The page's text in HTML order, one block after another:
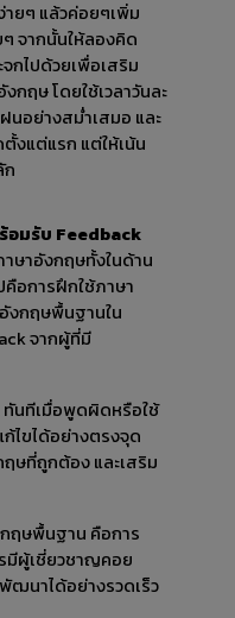
ายๆ แล้วค่อยๆเพิ่ม
จากนั้นให้ลองคิด
กไปด้วยเพื่อเสริม
ฤษ โดยใช้เวลาวันละ
อย่างสม่ำเสมอ และ
งแต่แรก แต่ให้เน้น
ก
มรับ Feedback
ษาอังกฤษทั้งในด้าน
อการฝึกใช้ภาษา
งกฤษพื้นฐานใน
จากผู้ที่มี
นทีเมื่อพูดผิดหรือใช้
ก้ไขได้อย่างตรงจุด
ษที่ถูกต้อง และเสริม
ฤษพื้นฐาน คือการ
มีผู้เชี่ยวชาญคอย
ฒนาได้อย่างรวดเร็ว